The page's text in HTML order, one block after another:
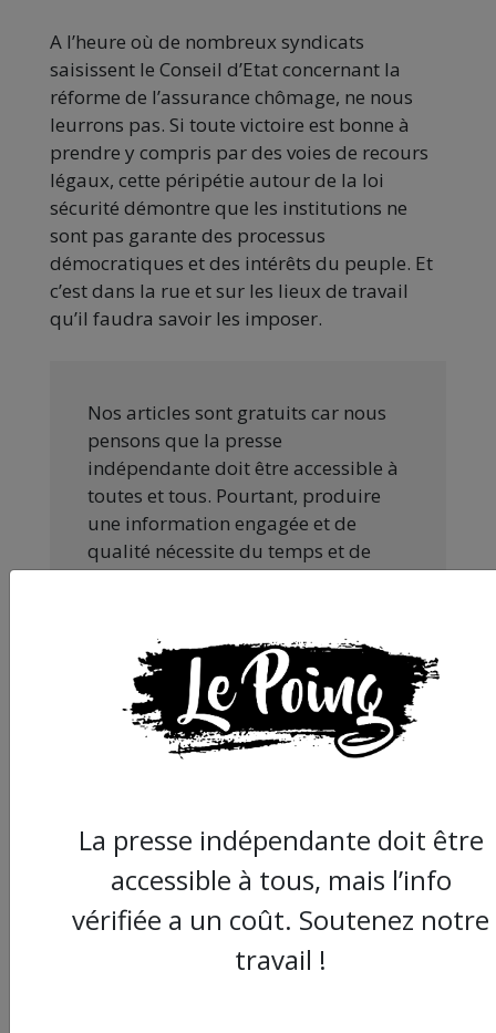
A l’heure où de nombreux syndicats
saisissent le Conseil d’Etat concernant la
réforme de l’assurance chômage, ne nous
leurrons pas. Si toute victoire est bonne à
prendre y compris par des voies de recours
légaux, cette péripétie autour de la loi
sécurité démontre que les institutions ne
sont pas garante des processus
démocratiques et des intérêts du peuple. Et
c’est dans la rue et sur les lieux de travail
qu’il faudra savoir les imposer.
Nos articles sont gratuits car nous
pensons que la presse
indépendante doit être accessible à
toutes et tous. Pourtant, produire
une information engagée et de
qualité nécessite du temps et de
l’argent, surtout quand on refuse
ses amis… Pourvu que ça dure ! Ça
tombe bien, ça ne tient qu’à vous :
JE FAIS UN DON
Partager
cet article :
La presse indépendante doit être
accessible à tous, mais l’info
vérifiée a un coût. Soutenez notre
travail !